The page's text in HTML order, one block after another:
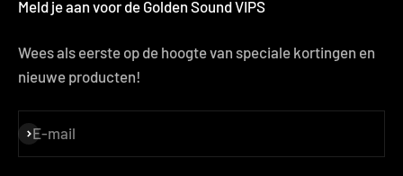
Meld je aan voor de Golden Sound VIPS
Wees als eerste op de hoogte van speciale kortingen en
nieuwe producten!
E-mail
S'inscrire